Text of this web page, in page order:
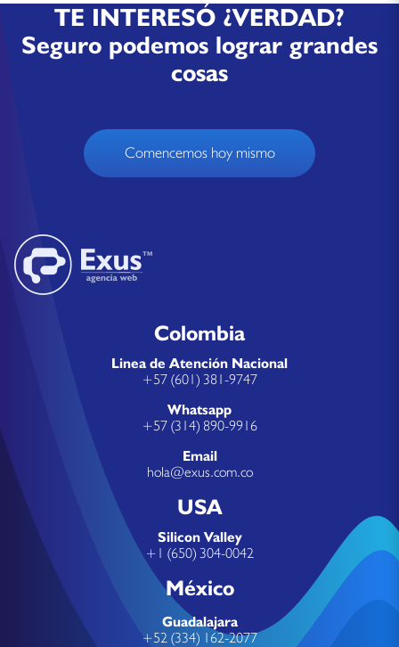
TE INTERESÓ ¿VERDAD?
Seguro podemos lograr grandes
cosas
Comencemos hoy mismo
Colombia
Linea de Atención Nacional
+57 (601) 381-9747
Whatsapp
+57 (314) 890-9916
Email
hola@exus.com.co
USA
Silicon Valley
+1 (650) 304-0042
México
Guadalajara
+52 (334) 162-2077